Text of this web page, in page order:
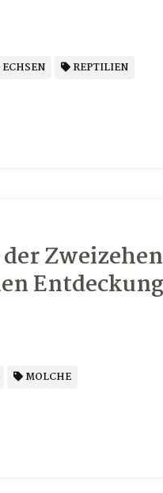
ECHSEN REPTILIEN
Entdeckung
MOLCHE